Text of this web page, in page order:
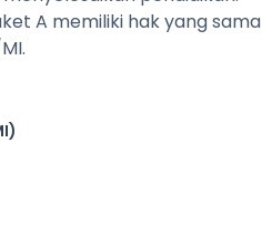
A memiliki hak yang sama